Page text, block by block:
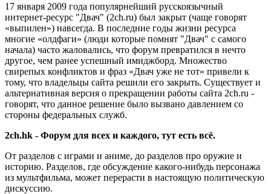
17 января 2009 года популярнейший русскоязычный
интернет-ресурс "Двач" (2ch.ru) был закрыт (чаще говорят
«выпилен») навсегда. В последние годы жизни ресурса
многие «олдфаги» (люди которые помнят "Двач" с самого
начала) часто жаловались, что форум превратился в нечто
другое, чем ранее успешный имиджборд. Множество
свирепых конфликтов и фраз «Двач уже не тот» привели к
тому, что владельцы сайта решили его закрыть. Существует и
альтернативная версия о прекращении работы сайта 2ch.ru -
говорят, что данное решение было вызвано давлением со
стороны федеральных служб.
2ch.hk - Форум для всех и каждого, тут есть всё.
От разделов с играми и аниме, до разделов про оружие и
историю. Разделов, где обсуждение какого-нибудь персонажа
из мультфильма, может перерасти в настоящую политическую
дискуссию.